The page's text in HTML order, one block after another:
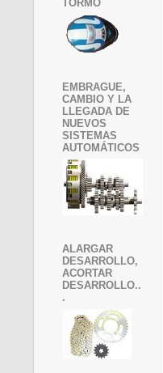
TORMO
EMBRAGUE,
CAMBIO Y LA
LLEGADA DE
NUEVOS
SISTEMAS
AUTOMÁTICOS
ALARGAR
DESARROLLO,
ACORTAR
DESARROLLO..
.